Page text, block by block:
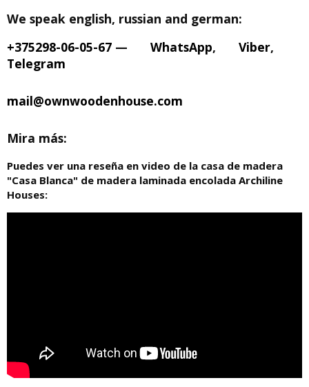
We speak english, russian and german:
+375298-06-05-67 — WhatsApp, Viber,
Telegram
mail@ownwoodenhouse.com
Mira más:
Puedes ver una reseña en video de la casa de madera
"Casa Blanca" de madera laminada encolada Archiline
Houses: